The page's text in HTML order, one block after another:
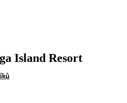
Island Resort